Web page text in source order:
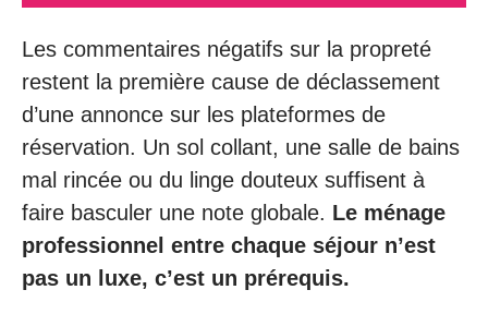
Les commentaires négatifs sur la propreté
restent la première cause de déclassement
d’une annonce sur les plateformes de
réservation. Un sol collant, une salle de bains
mal rincée ou du linge douteux suffisent à
faire basculer une note globale. Le ménage
professionnel entre chaque séjour n’est
pas un luxe, c’est un prérequis.